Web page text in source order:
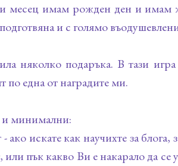
месец имам рожден ден и имам
и с голямо
няколко подаръка. В тази
по една от наградите ми.
и минимални:
искате как научихте за блога,
пък какво Ви е накарало да се